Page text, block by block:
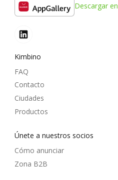
Descargar en
Kimbino
FAQ
Contacto
Ciudades
Productos
Únete a nuestros socios
Cómo anunciar
Zona B2B